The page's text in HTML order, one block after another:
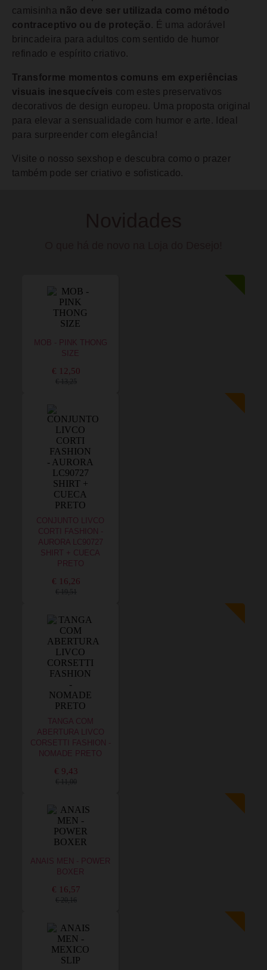
camisinha não deve ser utilizada como método
contraceptivo ou de proteção. É uma adorável
brincadeira para adultos com sentido de humor
refinado e espírito criativo.
Transforme momentos comuns em experiências
visuais inesquecíveis com estes preservativos
decorativos de design europeu. Uma proposta original
para elevar a sensualidade com humor e arte. Ideal
para surpreender com elegância!
Visite o nosso sexshop e descubra como o prazer
também pode ser criativo e sofisticado.
MOB - PINK THONG
SIZE
€ 12,50
€ 13,25
CONJUNTO LIVCO
CORTI FASHION -
AURORA LC90727
SHIRT + CUECA
PRETO
€ 16,26
€ 19,51
TANGA COM
ABERTURA LIVCO
CORSETTI FASHION -
NOMADE PRETO
€ 9,43
€ 11,00
ANAIS MEN - POWER
BOXER
€ 16,57
€ 20,16